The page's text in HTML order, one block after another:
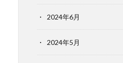
2024年6月
2024年5月